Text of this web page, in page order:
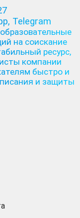
, Telegram
на соискание
ресурс,
компании
быстро и
и защиты